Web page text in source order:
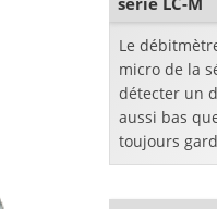
Le
micro de la
détecter un
aussi bas
toujours
élevée que